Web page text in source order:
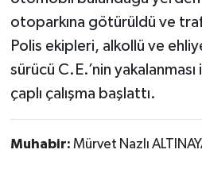
otoparkına götürüldü ve
Polis ekipleri, alkollü ve
sürücü C.E.’nin
çaplı çalışma başlattı.
Muhabir: Mürvet Nazlı